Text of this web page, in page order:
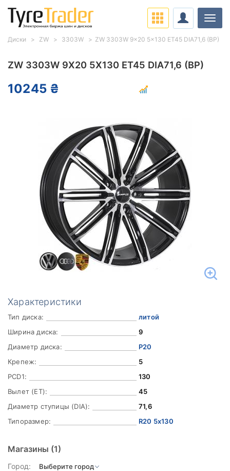
ZW 3303W 9X20 5X130 ET45 DIA71,6 (BP)
10245 ₴
Характеристики
Тип диска:
литой
Ширина диска:
9
Диаметр диска:
Р20
Крепеж:
5
PCD1:
130
Вылет (ET):
45
Диаметр ступицы (DIA):
71,6
Типоразмер:
R20 5x130
Магазины (1)
Город:
Диски ZW 3303W ZW 3303W 9x20 5x130 ET45 DIA71,6 (BP)